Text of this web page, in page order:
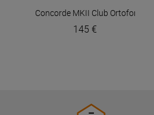
Concorde MKII Club Ortofon
145 €